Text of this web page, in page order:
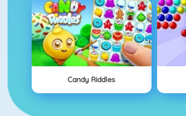
Candy Riddles